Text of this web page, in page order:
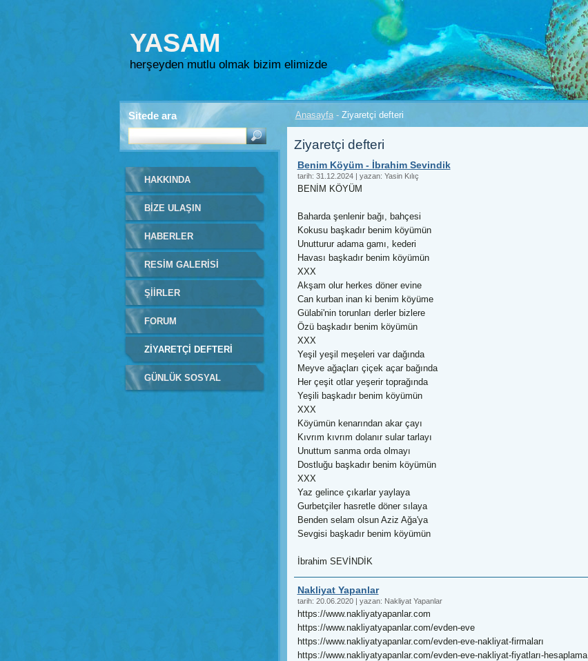
YASAM
herşeyden mutlu olmak bizim elimizde
Anasayfa - Ziyaretçi defteri
Ziyaretçi defteri
Benim Köyüm - İbrahim Sevindik
tarih: 31.12.2024| yazan: Yasin Kılıç
BENİM KÖYÜM
Baharda şenlenir bağı, bahçesi
Kokusu başkadır benim köyümün
Unutturur adama gamı, kederi
Havası başkadır benim köyümün
XXX
Akşam olur herkes döner evine
Can kurban inan ki benim köyüme
Gülabi'nin torunları derler bizlere
Özü başkadır benim köyümün
XXX
Yeşil yeşil meşeleri var dağında
Meyve ağaçları çiçek açar bağında
Her çeşit otlar yeşerir toprağında
Yeşili başkadır benim köyümün
XXX
Köyümün kenarından akar çayı
Kıvrım kıvrım dolanır sular tarlayı
Unuttum sanma orda olmayı
Dostluğu başkadır benim köyümün
XXX
Yaz gelince çıkarlar yaylaya
Gurbetçiler hasretle döner sılaya
Benden selam olsun Aziz Ağa'ya
Sevgisi başkadır benim köyümün
İbrahim SEVİNDİK
Nakliyat Yapanlar
tarih: 20.06.2020| yazan: Nakliyat Yapanlar
https://www.nakliyatyapanlar.com
https://www.nakliyatyapanlar.com/evden-eve
https://www.nakliyatyapanlar.com/evden-eve-nakliyat-firmaları
https://www.nakliyatyapanlar.com/evden-eve-nakliyat-fiyatları-hesaplama
HAKKINDA
BIZE ULAŞIN
HABERLER
RESIM GALERISI
ŞIIRLER
FORUM
ZIYARETÇI DEFTERI
GÜNLÜK SOSYAL
Sitede ara